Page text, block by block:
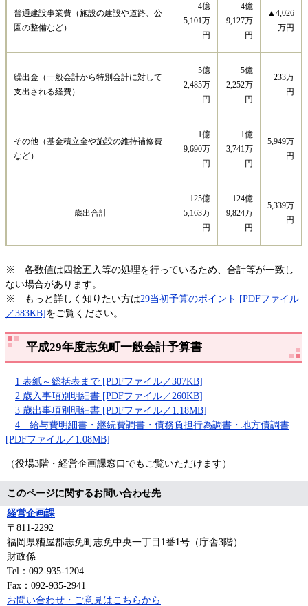
普通建設事業費（施設の建設や道路、公
園の整備など）
4億
5,101万
円
4億
9,127万
円
▲4,026
万円
繰出金（一般会計から特別会計に対して
支出される経費）
5億
2,485万
円
5億
2,252万
円
233万
円
その他（基金積立金や施設の維持補修費
など）
1億
9,690万
円
1億
3,741万
円
5,949万
円
歳出合計
125億
5,163万
円
124億
9,824万
円
5,339万
円
※ 各数値は四捨五入等の処理を行っているため、合計等が一致し
ない場合があります。
※ もっと詳しく知りたい方は29当初予算のポイント [PDFファイル
／383KB] をご覧ください。
平成29年度志免町一般会計予算書
1 表紙～総括表まで [PDFファイル／307KB]
2 歳入事項別明細書 [PDFファイル／260KB]
3 歳出事項別明細書 [PDFファイル／1.18MB]
4 給与費明細書・継続費調書・債務負担行為調書・地方債調書
[PDFファイル／1.08MB]
（役場3階・経営企画課窓口でもご覧いただけます）
このページに関するお問い合わせ先
経営企画課
〒811-2292
福岡県糟屋郡志免町志免中央一丁目1番1号（庁舎3階）
財政係
Tel：092-935-1204
Fax：092-935-2941
お問い合わせ・ご意見はこちらから